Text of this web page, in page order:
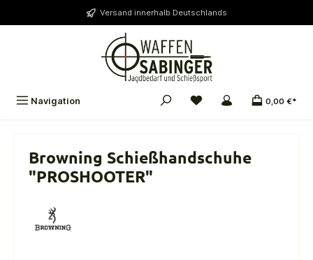
Versand innerhalb Deutschlands
Navigation 0,00 €*
Browning Schießhandschuhe
"PROSHOOTER"